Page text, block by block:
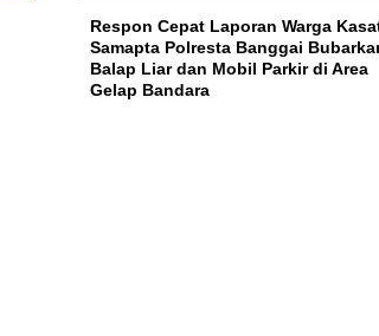
Respon Cepat Laporan Warga
Samapta Polresta Banggai
Balap Liar dan Mobil Parkir di Area
Gelap Bandara